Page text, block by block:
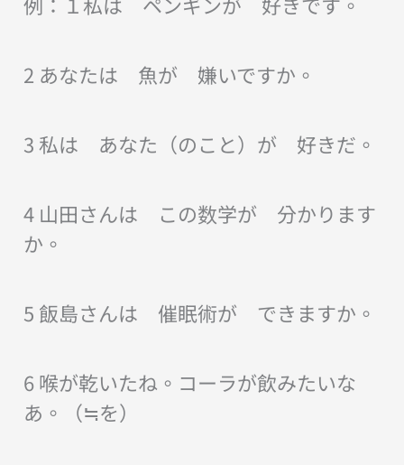
2 あなたは 魚が 嫌いですか。
3 私は あなた（のこと）が 好きだ。
4 山田さんは この数学が 分かります
か。
5 飯島さんは 催眠術が できますか。
6 喉が乾いたね。コーラが飲みたいな
あ。（≒を）